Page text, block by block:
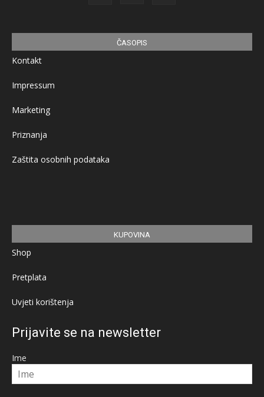
ČASOPIS
Kontakt
Impressum
Marketing
Priznanja
Zaštita osobnih podataka
KUPOVINA
Shop
Pretplata
Uvjeti korištenja
Prijavite se na newsletter
Ime